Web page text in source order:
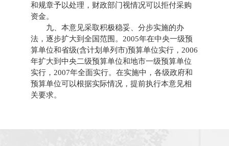
和规章予以处理，财政部门视情况可以拒付采购
资金。
九、本意见采取积极稳妥、分步实施的办
法，逐步扩大到全国范围。2005年在中央一级预
算单位和省级(含计划单列市)预算单位实行，2006
年扩大到中央二级预算单位和地市一级预算单位
实行，2007年全面实行。在实施中，各级政府和
预算单位可以根据实际情况，提前执行本意见相
关要求。